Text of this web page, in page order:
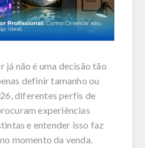
já não é uma decisão tão
definir tamanho ou
diferentes perfis de
experiências
e entender isso faz
momento da venda.